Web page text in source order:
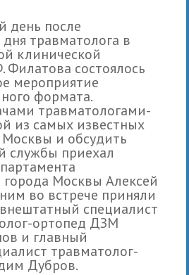
день после
травматолога в
клинической
состоялось
мероприятие
формата.
травматологами-
из самых известных
и обсудить
службы приехал
города Москвы Алексей
во встрече приняли
специалист
ортопед ДЗМ
и главный
травматолог-
Дубров.